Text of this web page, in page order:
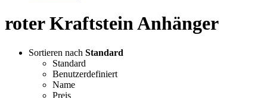
roter Kraftstein Anhänger
Sortieren nach Standard
Standard
Benutzerdefiniert
Name
Preis